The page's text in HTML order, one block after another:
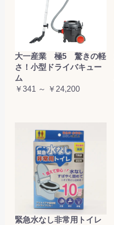
大一産業 極5 驚きの軽
さ！小型ドライバキュー
ム
￥341 ～ ￥24,200
緊急水なし非常用トイレ